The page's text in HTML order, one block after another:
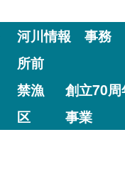
河川情報 事務
所前
禁漁
区
創立70
事業